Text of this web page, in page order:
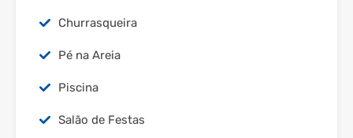
Churrasqueira
Pé na Areia
Piscina
Salão de Festas